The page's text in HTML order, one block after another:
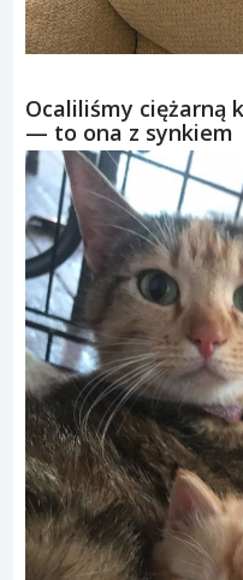
Ocaliliśmy ciężarną
— to ona z synkiem